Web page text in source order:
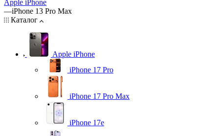
Apple iPhone
—iPhone 13 Pro Max
Каталог
Apple iPhone
iPhone 17 Pro
iPhone 17 Pro Max
iPhone 17e